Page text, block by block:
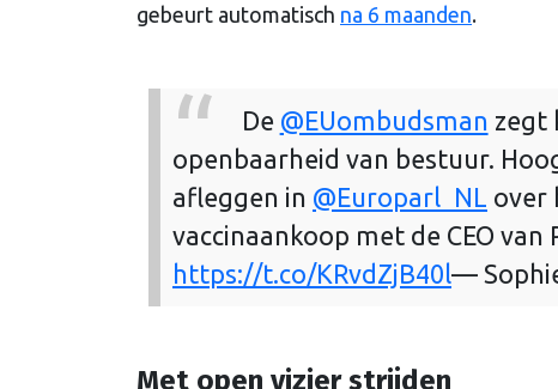
gebeurt automatisch na 6 maanden.
De @EUombudsman zegt
openbaarheid van bestuur.
afleggen in @Europarl_NL over
vaccinaankoop met de CEO van
https://t.co/KRvdZjB40l—
Met open vizier strijden